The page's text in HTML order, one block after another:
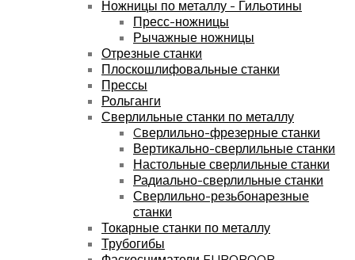
Ножницы по металлу - Гильотины
Пресс-ножницы
Рычажные ножницы
Отрезные станки
Плоскошлифовальные станки
Прессы
Рольганги
Сверлильные станки по металлу
Cверлильно-фрезерные станки
Вертикально-сверлильные станки
Настольные сверлильные станки
Радиально-сверлильные станки
Сверлильно-резьбонарезные
станки
Токарные станки по металлу
Трубогибы